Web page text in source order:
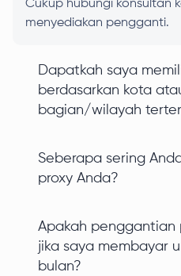
Cukup hubungi konsultan
menyediakan pengganti.
Dapatkah saya
berdasarkan kota
bagian/wilayah
Seberapa sering
proxy Anda?
Apakah penggantian
jika saya membayar
bulan?